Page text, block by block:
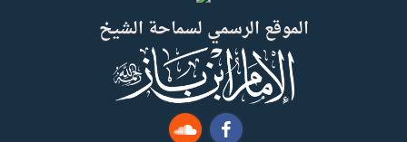
الموقع الرسمي لسماحة الشيخ